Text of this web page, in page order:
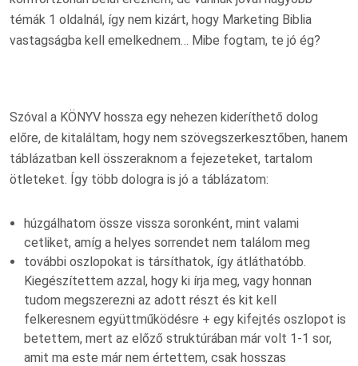
témák 1 oldalnál, így nem kizárt, hogy Marketing Biblia
vastagságba kell emelkednem… Mibe fogtam, te jó ég?
Szóval a KÖNYV hossza egy nehezen kideríthető dolog
előre, de kitaláltam, hogy nem szövegszerkesztőben, hanem
táblázatban kell összeraknom a fejezeteket, tartalom
ötleteket. Így több dologra is jó a táblázatom:
húzgálhatom össze vissza soronként, mint valami
cetliket, amíg a helyes sorrendet nem találom meg
további oszlopokat is társíthatok, így átláthatóbb.
Kiegészítettem azzal, hogy ki írja meg, vagy honnan
tudom megszerezni az adott részt és kit kell
felkeresnem együttműködésre + egy kifejtés oszlopot is
betettem, mert az előző struktúrában már volt 1-1 sor,
amit ma este már nem értettem, csak hosszas